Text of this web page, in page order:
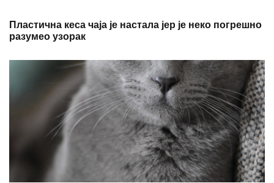
Пластична кеса чаја је настала јер је неко погрешно
разумео узорак